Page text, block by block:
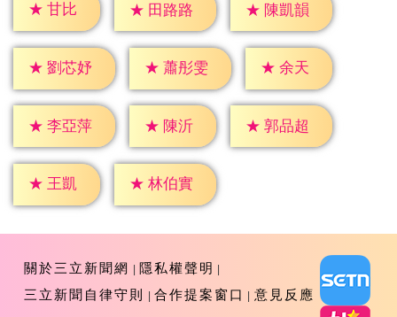
★ 甘比 ★ 田路路 ★ 陳凱韻
★ 劉芯妤 ★ 蕭彤雯 ★ 余天
★ 李亞萍 ★ 陳沂 ★ 郭品超
★ 王凱 ★ 林伯實
關於三立新聞網
隱私權聲明
三立新聞自律守則
合作提案窗口 意見反應